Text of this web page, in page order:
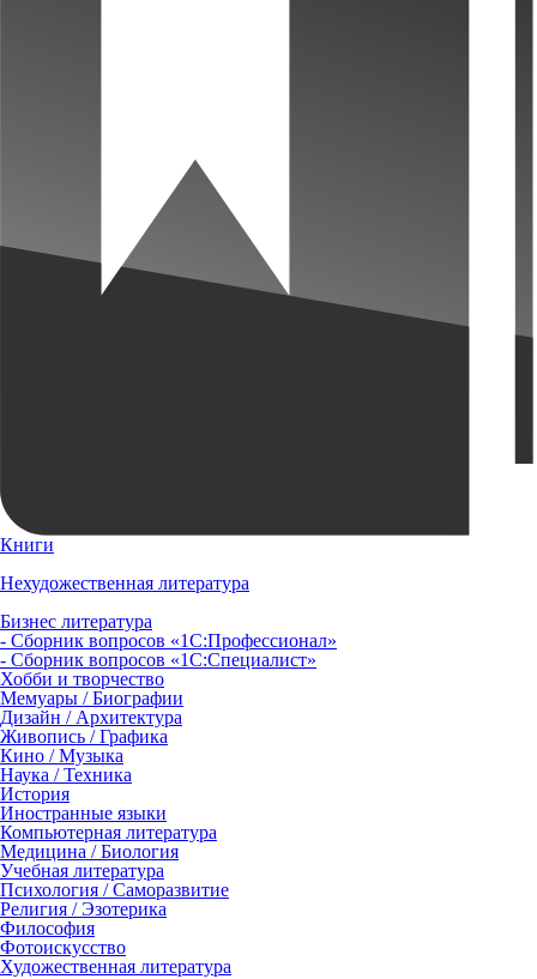
Книги
Нехудожественная литература
Бизнес литература
- Сборник вопросов «1С:Профессионал»
- Сборник вопросов «1С:Специалист»
Хобби и творчество
Мемуары / Биографии
Дизайн / Архитектура
Живопись / Графика
Кино / Музыка
Наука / Техника
История
Иностранные языки
Компьютерная литература
Медицина / Биология
Учебная литература
Психология / Саморазвитие
Религия / Эзотерика
Философия
Фотоискусство
Художественная литература